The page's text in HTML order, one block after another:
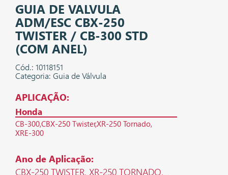
GUIA DE VALVULA
ADM/ESC CBX-250
TWISTER / CB-300 STD
(COM ANEL)
Cód.: 10118151
Categoria: Guia de Válvula
APLICAÇÃO:
Honda
CB-300CBX-250 TwisterXR-250 Tornado
XRE-300
Ano de Aplicação:
CBX-250 TWISTER, XR-250 TORNADO,